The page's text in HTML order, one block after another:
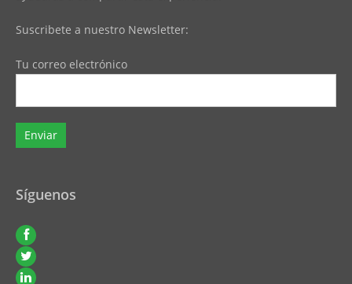
Suscribete a nuestro Newsletter:
Tu correo electrónico
Síguenos